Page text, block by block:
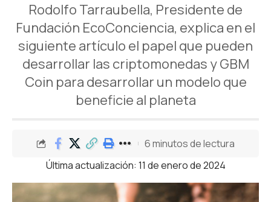
Rodolfo Tarraubella, Presidente de
Fundación EcoConciencia, explica en el
siguiente artículo el papel que pueden
desarrollar las criptomonedas y GBM
Coin para desarrollar un modelo que
beneficie al planeta
Última actualización: 11 de enero de 2024
6 minutos de lectura